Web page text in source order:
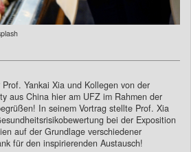
Yankai Xia und Kollegen von der
aus China hier am UFZ im Rahmen der
In seinem Vortrag stellte Prof. Xia
bei der Exposition
auf der Grundlage verschiedener
für den inspirierenden Austausch!